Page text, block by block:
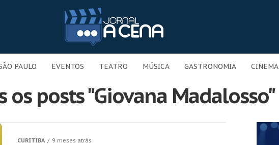
PAULO EVENTOS TEATRO MÚSICA GASTRONOMIA CINEMA
os posts "Giovana Madalosso"
CURITIBA 9 meses atrás